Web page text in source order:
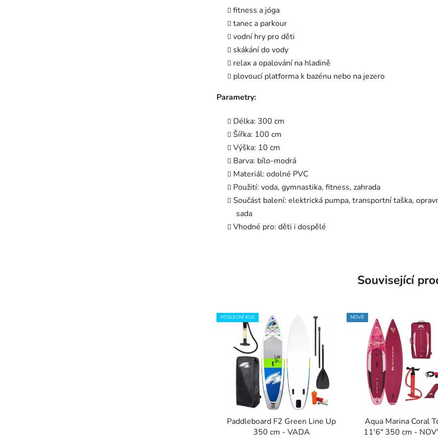
fitness a jóga
tanec a parkour
vodní hry pro děti
skákání do vody
relax a opalování na hladině
plovoucí platforma k bazénu nebo na jezero
Parametry:
Délka: 300 cm
Šířka: 100 cm
Výška: 10 cm
Barva: bílo-modrá
Materiál: odolné PVC
Použití: voda, gymnastika, fitness, zahrada
Součást balení: elektrická pumpa, transportní taška,
sada
Vhodné pro: děti i dospělé
Související
POSLEDNÍ KUS
Paddleboard F2 Green Line Up
350 cm - VADA
NOVÉ
Aqua Marina Coral
11'6" 350 cm -